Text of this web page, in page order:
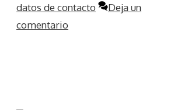
datos de contacto
Deja un
comentario